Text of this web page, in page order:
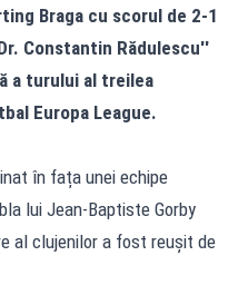
Braga cu scorul de 2-1
Constantin Rădulescu''
a turului al treilea
Europa League.
în fața unei echipe
lui Jean-Baptiste Gorby
al clujenilor a fost reușit de